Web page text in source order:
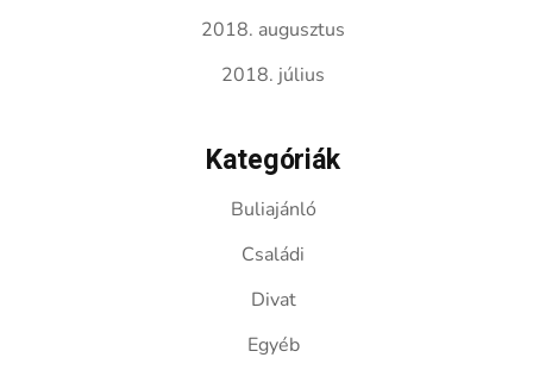
2018. augusztus
2018. július
Kategóriák
Buliajánló
Családi
Divat
Egyéb